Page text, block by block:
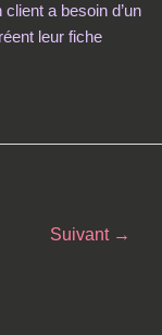
a besoin d’un
leur fiche
Suivant →